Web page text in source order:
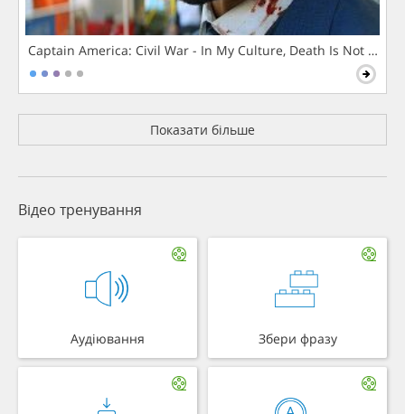
Captain America: Civil War - In My Culture, Death Is Not The
Показати більше
Відео тренування
Аудіювання Збери фразу